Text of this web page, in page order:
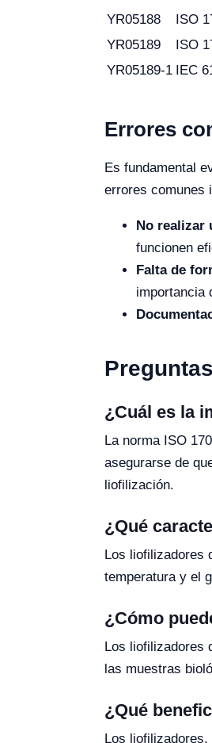
YR05188
ISO
YR05189
ISO
YR05189-1 IEC
Errores
Es fundamental
errores comunes
No realizar
funcionen
Falta de
importancia
¿Cuál es la
La norma ISO
asegurarse de
liofilización.
¿Qué
Los liofilizadores
temperatura y el
¿Cómo
Los liofilizadores
las muestras
¿Qué
Los